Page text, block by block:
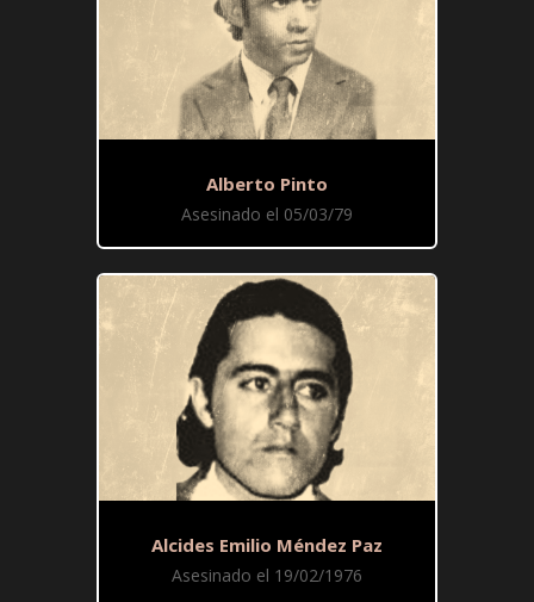
Alberto Pinto
Asesinado el 05/03/79
Alcides Emilio Méndez Paz
Asesinado el 19/02/1976